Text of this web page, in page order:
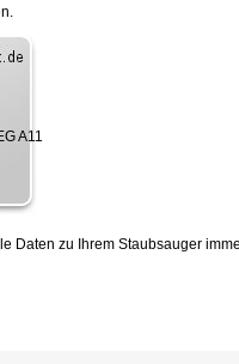
Daten zu Ihrem Staubsauger